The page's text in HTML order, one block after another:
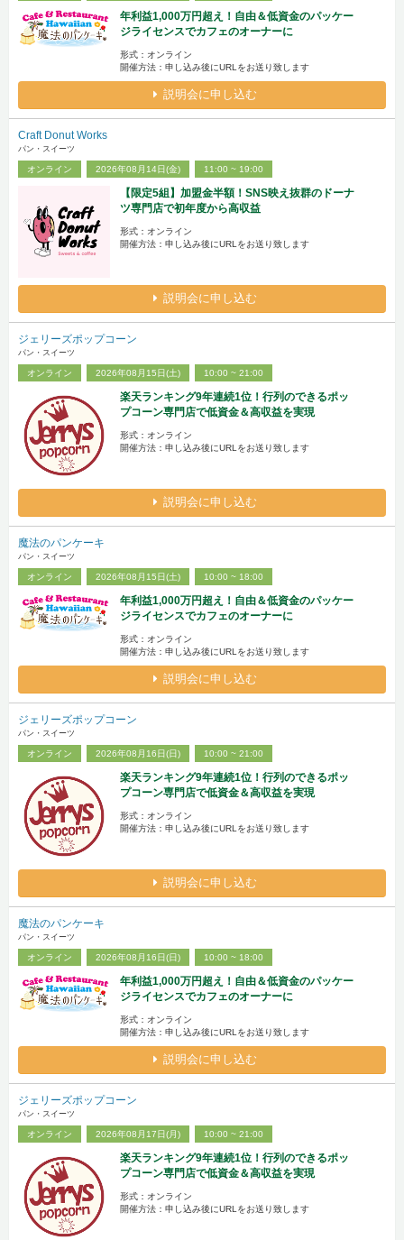
年利益1,000万円超え！自由＆低資金のパッケー
ジライセンスでカフェのオーナーに
形式：オンライン
開催方法：申し込み後にURLをお送り致します
説明会に申し込む
Craft Donut Works
パン・スイーツ
オンライン 2026年08月14日(金) 11:00 ~ 19:00
【限定5組】加盟金半額！SNS映え抜群のドーナ
ツ専門店で初年度から高収益
形式：オンライン
開催方法：申し込み後にURLをお送り致します
説明会に申し込む
ジェリーズポップコーン
パン・スイーツ
オンライン 2026年08月15日(土) 10:00 ~ 21:00
楽天ランキング9年連続1位！行列のできるポッ
プコーン専門店で低資金＆高収益を実現
形式：オンライン
開催方法：申し込み後にURLをお送り致します
説明会に申し込む
魔法のパンケーキ
パン・スイーツ
オンライン 2026年08月15日(土) 10:00 ~ 18:00
年利益1,000万円超え！自由＆低資金のパッケー
ジライセンスでカフェのオーナーに
形式：オンライン
開催方法：申し込み後にURLをお送り致します
説明会に申し込む
ジェリーズポップコーン
パン・スイーツ
オンライン 2026年08月16日(日) 10:00 ~ 21:00
楽天ランキング9年連続1位！行列のできるポッ
プコーン専門店で低資金＆高収益を実現
形式：オンライン
開催方法：申し込み後にURLをお送り致します
説明会に申し込む
魔法のパンケーキ
パン・スイーツ
オンライン 2026年08月16日(日) 10:00 ~ 18:00
年利益1,000万円超え！自由＆低資金のパッケー
ジライセンスでカフェのオーナーに
形式：オンライン
開催方法：申し込み後にURLをお送り致します
説明会に申し込む
ジェリーズポップコーン
パン・スイーツ
オンライン 2026年08月17日(月) 10:00 ~ 21:00
楽天ランキング9年連続1位！行列のできるポッ
プコーン専門店で低資金＆高収益を実現
形式：オンライン
開催方法：申し込み後にURLをお送り致します